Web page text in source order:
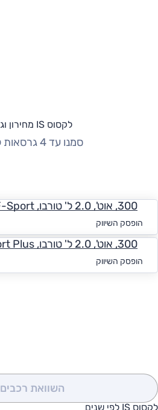
לקסוס IS מחירון וגרסאות
סמנו עד 4 גרסאות להשוואה
300, אוט', 2.0 ל' טורבו, F-Sport
הופסק השיווק
300, אוט', 2.0 ל' טורבו, F-Sport Plus
הופסק השיווק
השוואת רכבים
לקסוס IS לפי שנים